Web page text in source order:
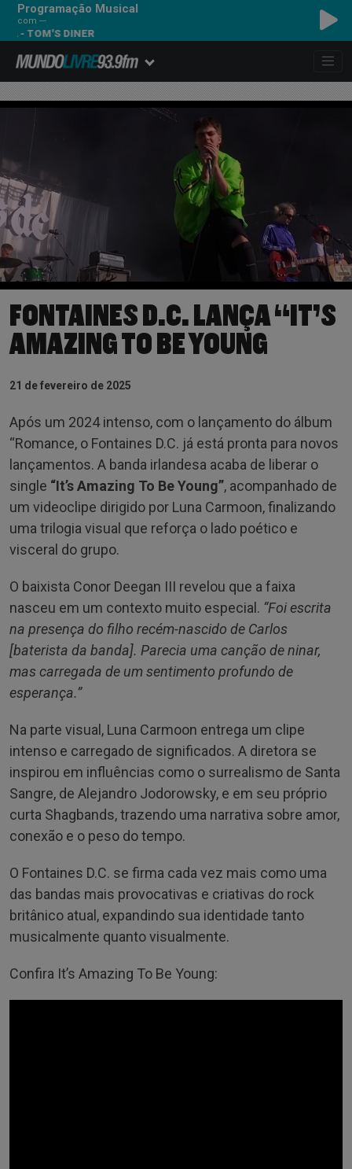
Programação Musical
com ---
DINER
FONTAINES D.C. LANÇA “IT’S
AMAZING TO BE YOUNG
21 de fevereiro de 2025
Após um 2024 intenso, com o lançamento do álbum
“Romance, o Fontaines D.C. já está pronta para novos
lançamentos. A banda irlandesa acaba de liberar o
single “It’s Amazing To Be Young”, acompanhado de
um videoclipe dirigido por Luna Carmoon, finalizando
uma trilogia visual que reforça o lado poético e
visceral do grupo.
O baixista Conor Deegan III revelou que a faixa
nasceu em um contexto muito especial. “Foi escrita
na presença do filho recém-nascido de Carlos
[baterista da banda]. Parecia uma canção de ninar,
mas carregada de um sentimento profundo de
esperança.”
Na parte visual, Luna Carmoon entrega um clipe
intenso e carregado de significados. A diretora se
inspirou em influências como o surrealismo de Santa
Sangre, de Alejandro Jodorowsky, e em seu próprio
curta Shagbands, trazendo uma narrativa sobre amor,
conexão e o peso do tempo.
O Fontaines D.C. se firma cada vez mais como uma
das bandas mais provocativas e criativas do rock
britânico atual, expandindo sua identidade tanto
musicalmente quanto visualmente.
Confira It’s Amazing To Be Young: